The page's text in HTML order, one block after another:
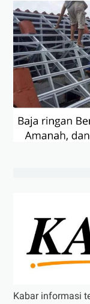
Kabar informasi